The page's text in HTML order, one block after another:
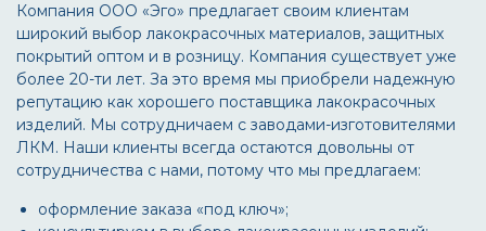
Компания ООО «Эго» предлагает своим клиентам
широкий выбор лакокрасочных материалов, защитных
покрытий оптом и в розницу. Компания существует уже
более 20-ти лет. За это время мы приобрели надежную
репутацию как хорошего поставщика лакокрасочных
изделий. Мы сотрудничаем с заводами-изготовителями
ЛКМ. Наши клиенты всегда остаются довольны от
сотрудничества с нами, потому что мы предлагаем:
оформление заказа «под ключ»;